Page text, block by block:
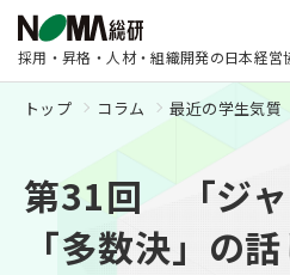
採用・昇格・人材・組織開発の日本経営
トップ コラム 最近の学生気質
第31回 「ジャ
「多数決」の